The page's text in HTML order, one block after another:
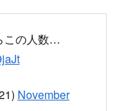
この人数…